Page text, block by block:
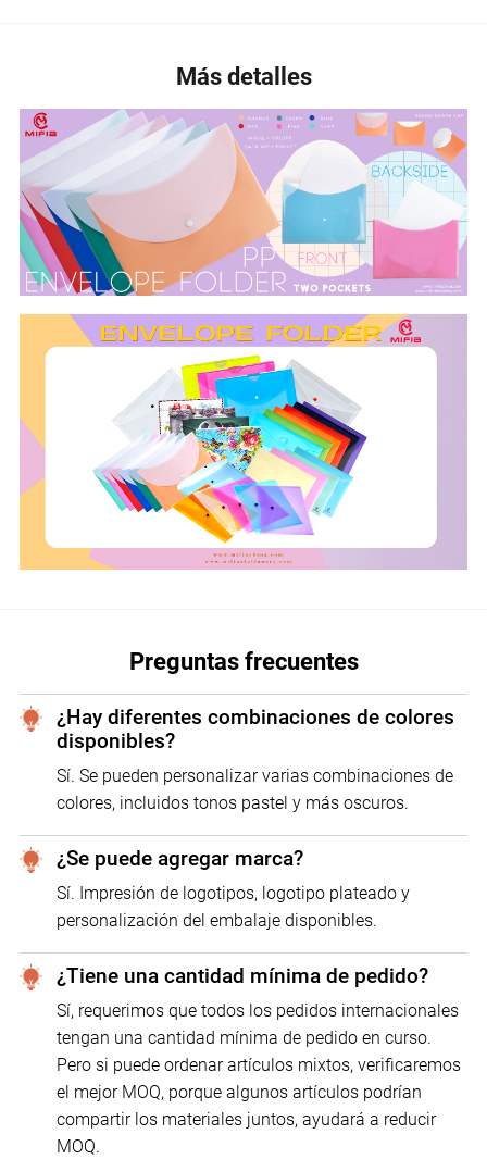
Más detalles
Preguntas frecuentes
¿Hay diferentes combinaciones de colores
disponibles?
Sí. Se pueden personalizar varias combinaciones de
colores, incluidos tonos pastel y más oscuros.
¿Se puede agregar marca?
Sí. Impresión de logotipos, logotipo plateado y
personalización del embalaje disponibles.
¿Tiene una cantidad mínima de pedido?
Sí, requerimos que todos los pedidos internacionales
tengan una cantidad mínima de pedido en curso.
Pero si puede ordenar artículos mixtos, verificaremos
el mejor MOQ, porque algunos artículos podrían
compartir los materiales juntos, ayudará a reducir
MOQ.